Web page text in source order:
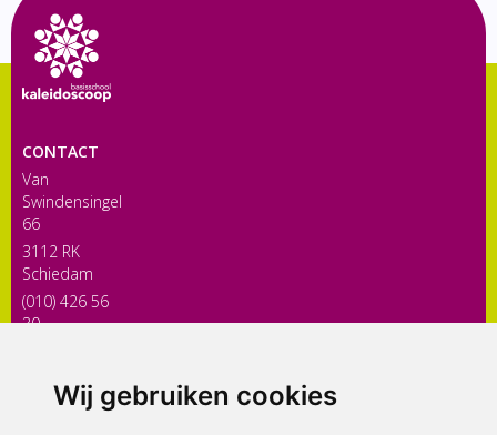
Wij gebruiken cookies
CONTACT
Van
Swindensingel
66
3112 RK
Schiedam
(010) 426 56
30
ONDERDEEL VAN